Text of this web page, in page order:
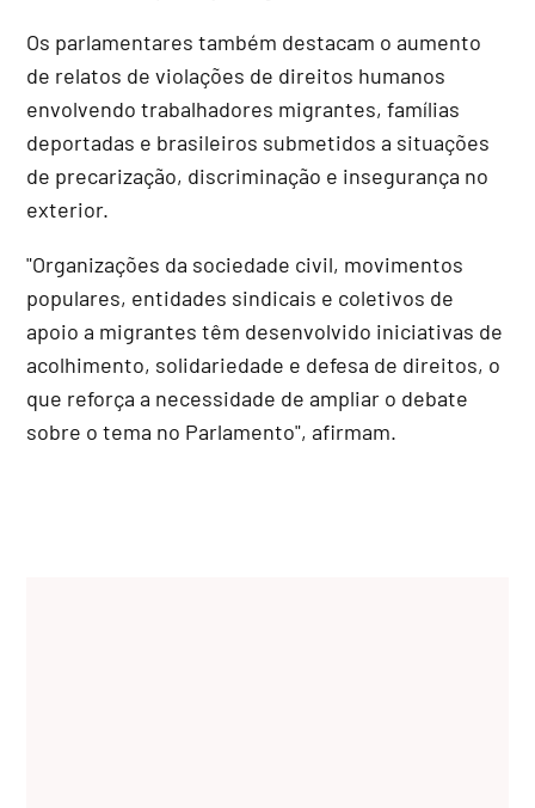
Os parlamentares também destacam o aumento
de relatos de violações de direitos humanos
envolvendo trabalhadores migrantes, famílias
deportadas e brasileiros submetidos a situações
de precarização, discriminação e insegurança no
exterior.
"Organizações da sociedade civil, movimentos
populares, entidades sindicais e coletivos de
apoio a migrantes têm desenvolvido iniciativas de
acolhimento, solidariedade e defesa de direitos, o
que reforça a necessidade de ampliar o debate
sobre o tema no Parlamento", afirmam.